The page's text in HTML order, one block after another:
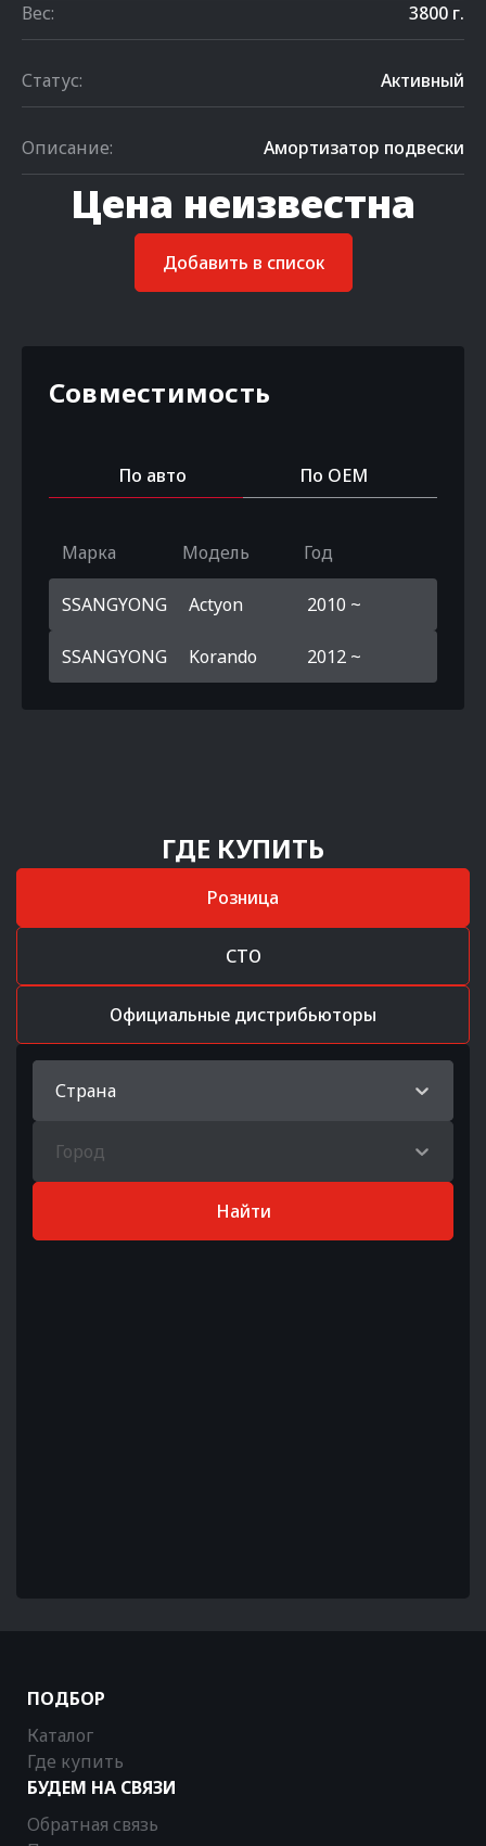
Вес:
3800 г.
Статус: Активный
Описание: Амортизатор подвески
Цена неизвестна
Добавить в список
Совместимость
По авто По OEM
Марка Модель Год
SSANGYONG Actyon 2010 ~
SSANGYONG Korando 2012 ~
ГДЕ КУПИТЬ
Розница
СТО
Официальные дистрибьюторы
Страна
Город
Найти
ПОДБОР
Каталог
Где купить
БУДЕМ НА СВЯЗИ
Обратная связь